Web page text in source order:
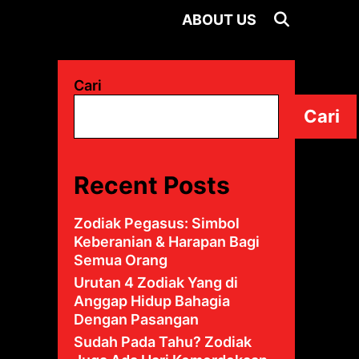
ABOUT US
Cari
Cari
Recent Posts
Zodiak Pegasus: Simbol
Keberanian & Harapan Bagi
Semua Orang
Urutan 4 Zodiak Yang di
Anggap Hidup Bahagia
Dengan Pasangan
Sudah Pada Tahu? Zodiak